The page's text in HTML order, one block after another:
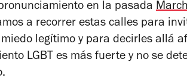
en la pasada
a recorrer estas calles para
legítimo y para decirles allá
LGBT es más fuerte y no se